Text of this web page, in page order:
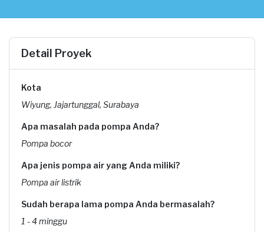
Detail Proyek
Kota
Wiyung, Jajartunggal, Surabaya
Apa masalah pada pompa Anda?
Pompa bocor
Apa jenis pompa air yang Anda miliki?
Pompa air listrik
Sudah berapa lama pompa Anda bermasalah?
1 - 4 minggu